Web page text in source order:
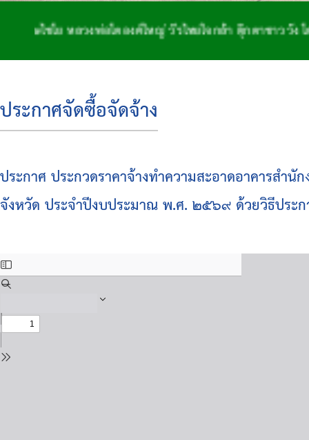
โย หลวงพ่อโตองค์ใหญ่ วีรไทยใจกล้า ตุ๊กตาชาววัง โด่งดังจั
ประกาศจัดซื้อจัดจ้าง
ประกาศ ประกวดราคาจ้างทำความสะอาดอาคารสำ
จังหวัด ประจำปีงบประมาณ พ.ศ. ๒๕๖๙ ด้วยวิธีประ